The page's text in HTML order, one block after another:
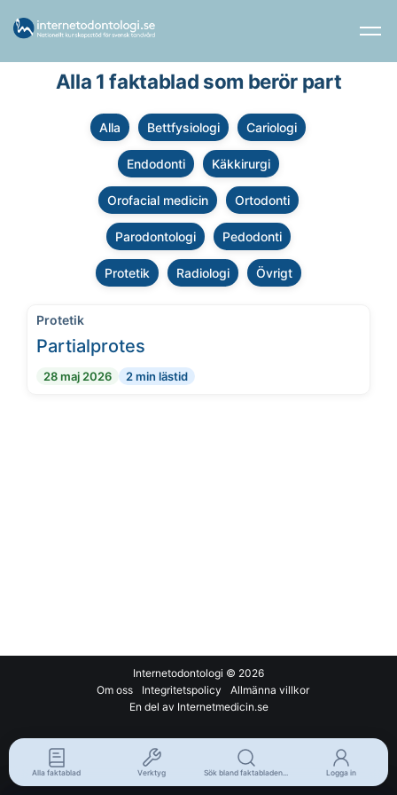
Alla 1 faktablad som berör part
Alla Bettfysiologi Cariologi
Endodonti Käkkirurgi
Orofacial medicin Ortodonti
Parodontologi Pedodonti
Protetik Radiologi Övrigt
Protetik
Partialprotes
28 maj 2026 2 min lästid
Internetodontologi © 2026
Om oss
Integritetspolicy
Allmänna villkor
En del av Internetmedicin.se
Alla faktablad Verktyg Sök bland faktabladen... Logga in